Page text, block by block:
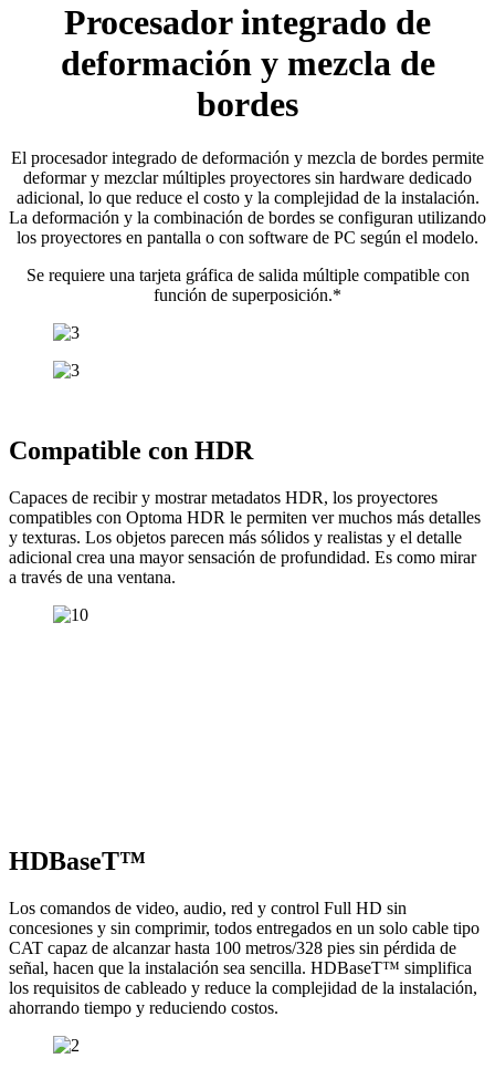
Procesador integrado de
deformación y mezcla de
bordes
El procesador integrado de deformación y mezcla de bordes permite
deformar y mezclar múltiples proyectores sin hardware dedicado
adicional, lo que reduce el costo y la complejidad de la instalación.
La deformación y la combinación de bordes se configuran utilizando
los proyectores en pantalla o con software de PC según el modelo.
Se requiere una tarjeta gráfica de salida múltiple compatible con
función de superposición.*
Compatible con HDR
Capaces de recibir y mostrar metadatos HDR, los proyectores
compatibles con Optoma HDR le permiten ver muchos más detalles
y texturas. Los objetos parecen más sólidos y realistas y el detalle
adicional crea una mayor sensación de profundidad. Es como mirar
a través de una ventana.
HDBaseT™
Los comandos de video, audio, red y control Full HD sin
concesiones y sin comprimir, todos entregados en un solo cable tipo
CAT capaz de alcanzar hasta 100 metros/328 pies sin pérdida de
señal, hacen que la instalación sea sencilla. HDBaseT™ simplifica
los requisitos de cableado y reduce la complejidad de la instalación,
ahorrando tiempo y reduciendo costos.